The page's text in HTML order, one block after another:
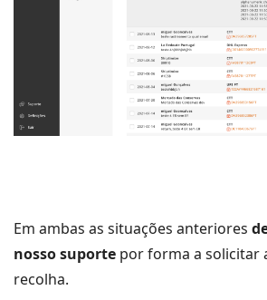
Em ambas as situações anteriores
nosso suporte por forma a solicitar
recolha.